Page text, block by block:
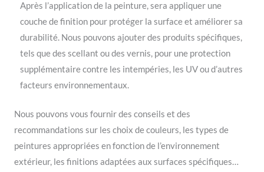
Après l’application de la peinture, sera appliquer une
couche de finition pour protéger la surface et améliorer sa
durabilité. Nous pouvons ajouter des produits spécifiques,
tels que des scellant ou des vernis, pour une protection
supplémentaire contre les intempéries, les UV ou d’autres
facteurs environnementaux.
Nous pouvons vous fournir des conseils et des
recommandations sur les choix de couleurs, les types de
peintures appropriées en fonction de l’environnement
extérieur, les finitions adaptées aux surfaces spécifiques…